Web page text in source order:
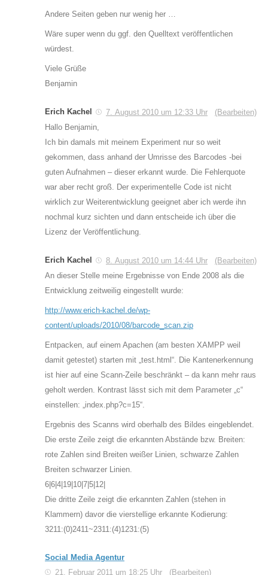
Andere Seiten geben nur wenig her …
Wäre super wenn du ggf. den Quelltext veröffentlichen
würdest.
Viele Grüße
Benjamin
Erich Kachel 7. August 2010 um 12:33 Uhr
(Bearbeiten)
Hallo Benjamin,
Ich bin damals mit meinem Experiment nur so weit
gekommen, dass anhand der Umrisse des Barcodes -bei
guten Aufnahmen – dieser erkannt wurde. Die Fehlerquote
war aber recht groß. Der experimentelle Code ist nicht
wirklich zur Weiterentwicklung geeignet aber ich werde ihn
nochmal kurz sichten und dann entscheide ich über die
Lizenz der Veröffentlichung.
Erich Kachel 8. August 2010 um 14:44 Uhr
(Bearbeiten)
An dieser Stelle meine Ergebnisse von Ende 2008 als die
Entwicklung zeitweilig eingestellt wurde:
http://www.erich-kachel.de/wp-
content/uploads/2010/08/barcode_scan.zip
Entpacken, auf einem Apachen (am besten XAMPP weil
damit getestet) starten mit „test.html“. Die Kantenerkennung
ist hier auf eine Scann-Zeile beschränkt – da kann mehr raus
geholt werden. Kontrast lässt sich mit dem Parameter „c“
einstellen: „index.php?c=15“.
Ergebnis des Scanns wird oberhalb des Bildes eingeblendet.
Die erste Zeile zeigt die erkannten Abstände bzw. Breiten:
rote Zahlen sind Breiten weißer Linien, schwarze Zahlen
Breiten schwarzer Linien.
6|6|4|19|10|7|5|12|
Die dritte Zeile zeigt die erkannten Zahlen (stehen in
Klammern) davor die vierstellige erkannte Kodierung:
3211:(0)2411~2311:(4)1231:(5)
Social Media Agentur
21. Februar 2011 um 18:25 Uhr
(Bearbeiten)